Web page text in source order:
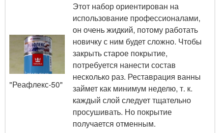
"Реафлекс-50"
Этот набор ориентирован на
использование профессионалами,
он очень жидкий, потому работать
новичку с ним будет сложно. Чтобы
закрыть старое покрытие,
потребуется нанести состав
несколько раз. Реставрация ванны
займет как минимум неделю, т. к.
каждый слой следует тщательно
просушивать. Но покрытие
получается отменным.